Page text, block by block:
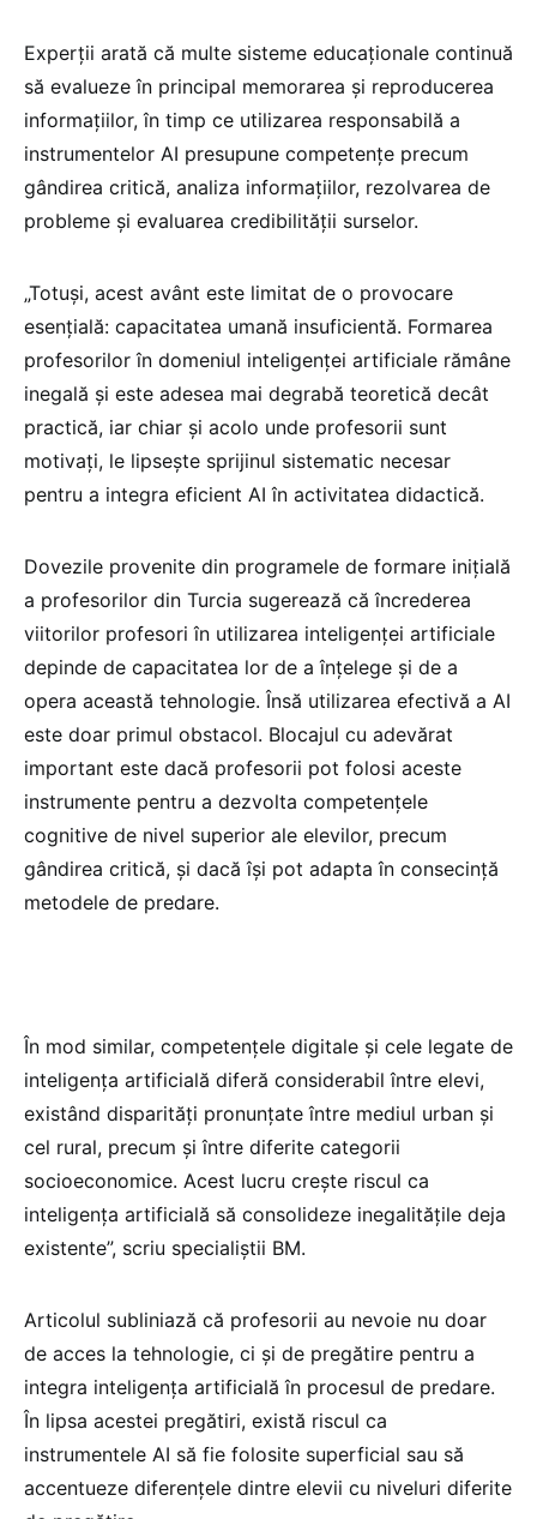
Experții arată că multe sisteme educaționale continuă
să evalueze în principal memorarea și reproducerea
informațiilor, în timp ce utilizarea responsabilă a
instrumentelor AI presupune competențe precum
gândirea critică, analiza informațiilor, rezolvarea de
probleme și evaluarea credibilității surselor.
„Totuși, acest avânt este limitat de o provocare
esențială: capacitatea umană insuficientă. Formarea
profesorilor în domeniul inteligenței artificiale rămâne
inegală și este adesea mai degrabă teoretică decât
practică, iar chiar și acolo unde profesorii sunt
motivați, le lipsește sprijinul sistematic necesar
pentru a integra eficient AI în activitatea didactică.
Dovezile provenite din programele de formare inițială
a profesorilor din Turcia sugerează că încrederea
viitorilor profesori în utilizarea inteligenței artificiale
depinde de capacitatea lor de a înțelege și de a
opera această tehnologie. Însă utilizarea efectivă a AI
este doar primul obstacol. Blocajul cu adevărat
important este dacă profesorii pot folosi aceste
instrumente pentru a dezvolta competențele
cognitive de nivel superior ale elevilor, precum
gândirea critică, și dacă își pot adapta în consecință
metodele de predare.
În mod similar, competențele digitale și cele legate de
inteligența artificială diferă considerabil între elevi,
existând disparități pronunțate între mediul urban și
cel rural, precum și între diferite categorii
socioeconomice. Acest lucru crește riscul ca
inteligența artificială să consolideze inegalitățile deja
existente”, scriu specialiștii BM.
Articolul subliniază că profesorii au nevoie nu doar
de acces la tehnologie, ci și de pregătire pentru a
integra inteligența artificială în procesul de predare.
În lipsa acestei pregătiri, există riscul ca
instrumentele AI să fie folosite superficial sau să
accentueze diferențele dintre elevii cu niveluri diferite